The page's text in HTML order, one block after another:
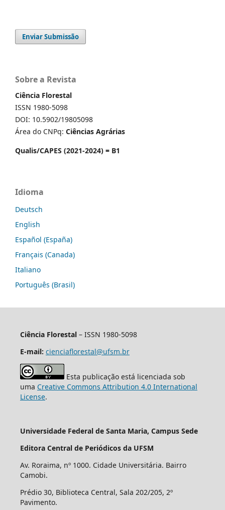
Enviar Submissão
Sobre a Revista
Ciência Florestal
ISSN 1980-5098
DOI: 10.5902/19805098
Área do CNPq: Ciências Agrárias
Qualis/CAPES (2021-2024) = B1
Idioma
Deutsch
English
Español (España)
Français (Canada)
Italiano
Português (Brasil)
Ciência Florestal– ISSN 1980-5098
E-mail: cienciaflorestal@ufsm.br
Esta publicação está licenciada sob
uma Creative Commons Attribution 4.0 International
License.
Universidade Federal de Santa Maria, Campus Sede
Editora Central de Periódicos da UFSM
Av. Roraima, nº 1000. Cidade Universitária. Bairro
Camobi.
Prédio 30, Biblioteca Central, Sala 202/205, 2º
Pavimento.